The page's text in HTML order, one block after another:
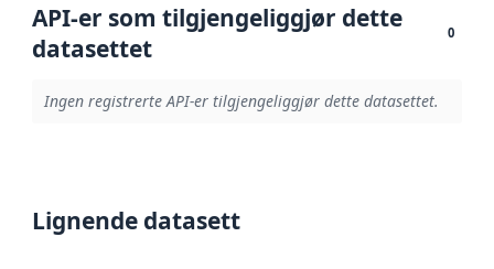
API-er som tilgjengeliggjør dette
datasettet
0
Ingen registrerte API-er tilgjengeliggjør dette datasettet.
Lignende datasett